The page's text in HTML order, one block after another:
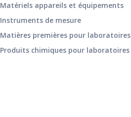
Matériels appareils et équipements
Instruments de mesure
Matières premières pour laboratoires
Produits chimiques pour laboratoires